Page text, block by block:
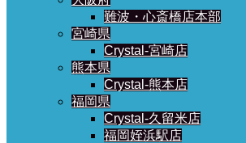
難波・心斎橋店本部
宮崎県
Crystal-宮崎店
熊本県
Crystal-熊本店
福岡県
Crystal-久留米店
福岡姪浜駅店